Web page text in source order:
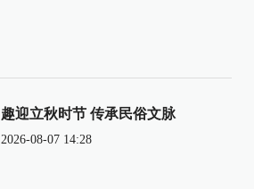
趣迎立秋时节 传承民俗文脉
2026-08-07 14:28